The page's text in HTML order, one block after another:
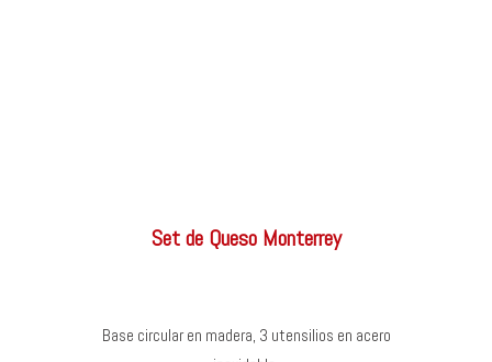
Set de Queso Monterrey
Base circular en madera, 3 utensilios en acero